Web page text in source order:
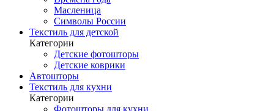
Масленица
Символы России
Текстиль для детской
Категории
Детские фотошторы
Детские коврики
Автошторы
Текстиль для кухни
Категории
Фотошторы для кухни